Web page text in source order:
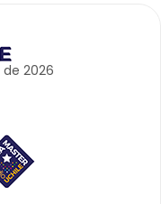
de 2026